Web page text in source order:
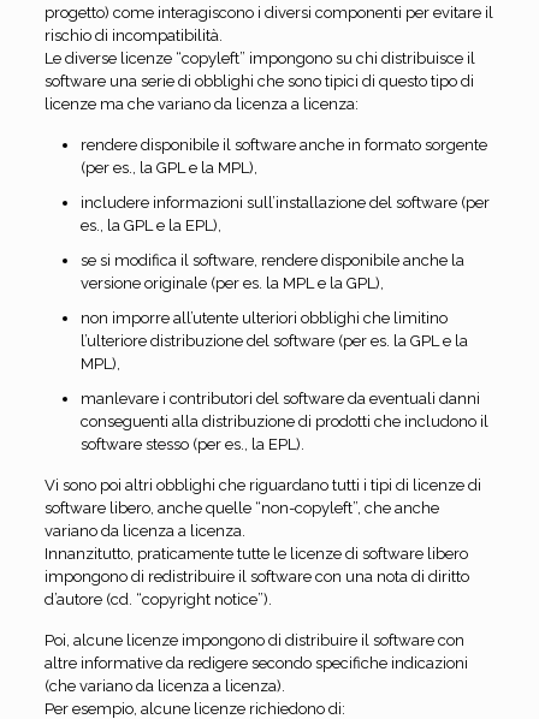
progetto) come interagiscono i diversi componenti per evitare il
rischio di incompatibilità.
Le diverse licenze “copyleft” impongono su chi distribuisce il
software una serie di obblighi che sono tipici di questo tipo di
licenze ma che variano da licenza a licenza:
rendere disponibile il software anche in formato sorgente
(per es., la GPL e la MPL),
includere informazioni sull’installazione del software (per
es., la GPL e la EPL),
se si modifica il software, rendere disponibile anche la
versione originale (per es. la MPL e la GPL),
non imporre all’utente ulteriori obblighi che limitino
l’ulteriore distribuzione del software (per es. la GPL e la
MPL),
manlevare i contributori del software da eventuali danni
conseguenti alla distribuzione di prodotti che includono il
software stesso (per es., la EPL).
Vi sono poi altri obblighi che riguardano tutti i tipi di licenze di
software libero, anche quelle “non-copyleft”, che anche
variano da licenza a licenza.
Innanzitutto, praticamente tutte le licenze di software libero
impongono di redistribuire il software con una nota di diritto
d’autore (cd. “copyright notice”).
Poi, alcune licenze impongono di distribuire il software con
altre informative da redigere secondo specifiche indicazioni
(che variano da licenza a licenza).
Per esempio, alcune licenze richiedono di: